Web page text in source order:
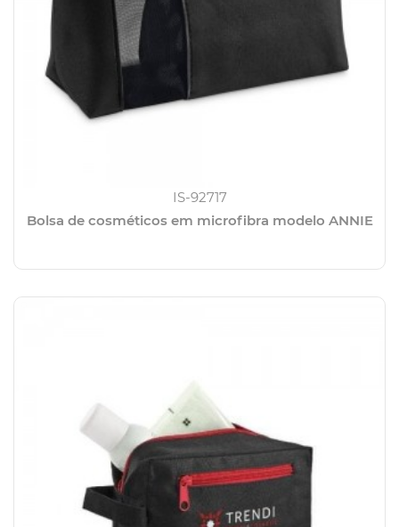
IS-92717
Bolsa de cosméticos em microfibra modelo ANNIE